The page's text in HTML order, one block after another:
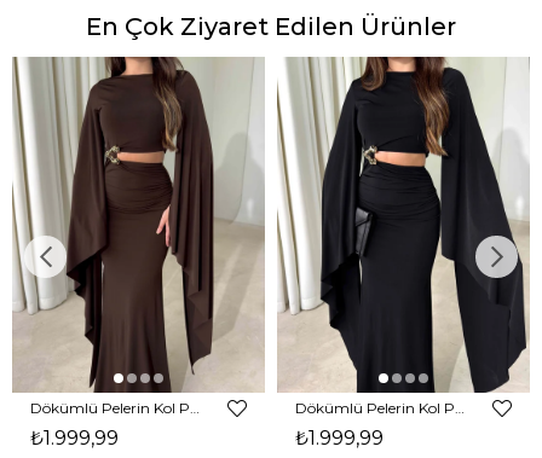
En Çok Ziyaret Edilen Ürünler
₺1.999,99 ₺1.999,99